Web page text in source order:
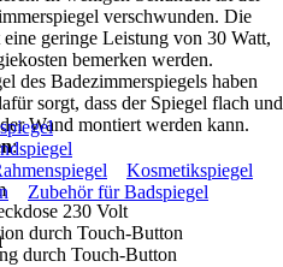
verschwunden. Die
geringe Leistung von 30 Watt,
bemerken werden.
des Badezimmerspiegels haben
sorgt, dass der Spiegel flach und
Wand montiert werden kann.
:
230 Volt
durch Touch-Button
durch Touch-Button
Kosmetikspiegel
Zubehör für Badspiegel